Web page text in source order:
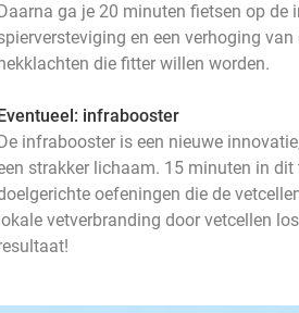
ga je 20 minuten fietsen op
en een verhoging
die fitter willen worden.
infrabooster
infrabooster is een nieuwe
strakker lichaam. 15 minuten in
oefeningen die de
vetverbranding door vetcellen